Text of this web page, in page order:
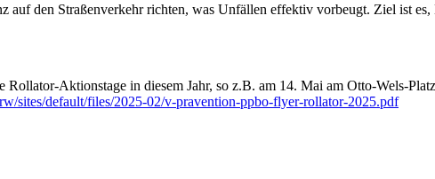
den Straßenverkehr richten, was Unfällen effektiv vorbeugt. Ziel ist
Aktionstage in diesem Jahr, so z.B. am 14. Mai am Otto-Wels-
sites/default/files/2025-02/v-pravention-ppbo-flyer-rollator-2025.pdf